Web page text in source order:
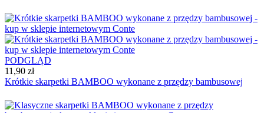
PODGLĄD
11,90 zł
Krótkie skarpetki BAMBOO wykonane z przędzy bambusowej